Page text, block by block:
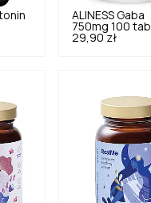
ALINESS Gaba
750mg 100 tab.
29,90 zł